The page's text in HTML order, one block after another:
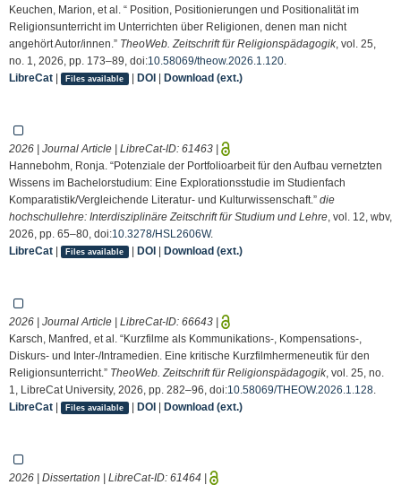
Keuchen, Marion, et al. “ Position, Positionierungen und Positionalität im
Religionsunterricht im Unterrichten über Religionen, denen man nicht
angehört Autor/innen.” TheoWeb. Zeitschrift für Religionspädagogik, vol. 25,
no. 1, 2026, pp. 173–89, doi:10.58069/theow.2026.1.120
LibreCat | Files available | DOI| Download (ext.)
2026 | Journal Article | LibreCat-ID: 61463 |
Hannebohm, Ronja. “Potenziale der Portfolioarbeit für den Aufbau vernetzten
Wissens im Bachelorstudium: Eine Explorationsstudie im Studienfach
Komparatistik/Vergleichende Literatur- und Kulturwissenschaft.” die
hochschullehre: Interdisziplinäre Zeitschrift für Studium und Lehre , vol. 12, wbv,
2026, pp. 65–80, doi:10.3278/HSL2606W.
LibreCat | Files available | DOI| Download (ext.)
2026 | Journal Article | LibreCat-ID: 66643 |
Karsch, Manfred, et al. “Kurzfilme als Kommunikations-, Kompensations-,
Diskurs- und Inter-/Intramedien. Eine kritische Kurzfilmhermeneutik für den
Religionsunterricht.” TheoWeb. Zeitschrift für Religionspädagogik, vol. 25, no.
1, LibreCat University, 2026, pp. 282–96, doi:10.58069/THEOW.2026.1.128
LibreCat | Files available | DOI| Download (ext.)
2026 | Dissertation | LibreCat-ID: 61464 |